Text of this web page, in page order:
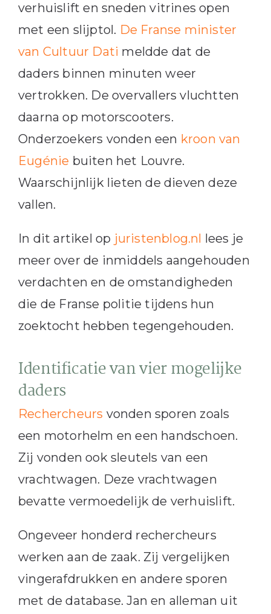
verhuislift en sneden vitrines open
met een slijptol. De Franse minister
van Cultuur Dati meldde dat de
daders binnen minuten weer
vertrokken. De overvallers vluchtten
daarna op motorscooters.
Onderzoekers vonden een kroon van
Eugénie buiten het Louvre.
Waarschijnlijk lieten de dieven deze
vallen.
In dit artikel op juristenblog.nl lees je
meer over de inmiddels aangehouden
verdachten en de omstandigheden
die de Franse politie tijdens hun
zoektocht hebben tegengehouden.
Identificatie van vier mogelijke
daders
Rechercheurs vonden sporen zoals
een motorhelm en een handschoen.
Zij vonden ook sleutels van een
vrachtwagen. Deze vrachtwagen
bevatte vermoedelijk de verhuislift.
Ongeveer honderd rechercheurs
werken aan de zaak. Zij vergelijken
vingerafdrukken en andere sporen
met de database. Jan en alleman uit